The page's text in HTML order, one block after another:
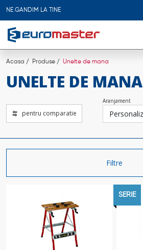
NE GANDIM LA TINE
Acasa Produse Unelte de mana
UNELTE DE MANA
pentru comparatie
Aranjament
Filtre
SERIE